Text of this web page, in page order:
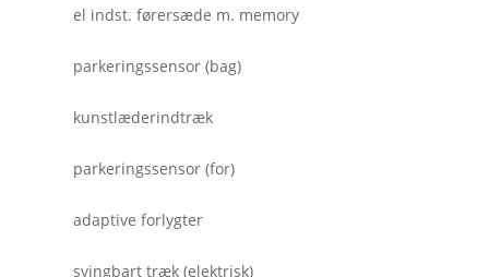
el indst. førersæde m. memory
parkeringssensor (bag)
kunstlæderindtræk
parkeringssensor (for)
adaptive forlygter
svingbart træk (elektrisk)